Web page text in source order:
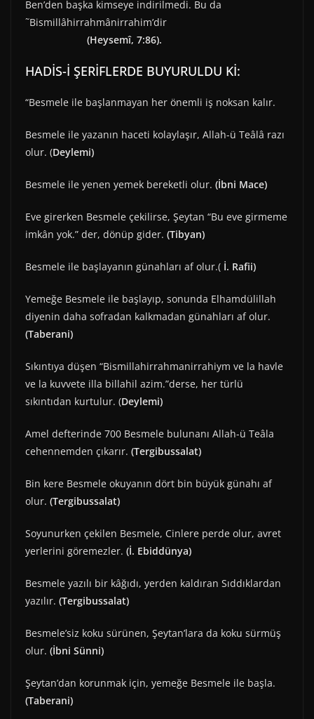
Ben’den başka kimseye indirilmedi. Bu da
˜Bismillâhirrahmânirrahim’dir
(Heysemî, 7:86).
HADİS-İ ŞERİFLERDE BUYURULDU Kİ:
“Besmele ile başlanmayan her önemli iş noksan kalır.
Besmele ile yazanın haceti kolaylaşır, Allah-ü Teâlâ razı
olur. (Deylemi)
Besmele ile yenen yemek bereketli olur. (İbni Mace)
Eve girerken Besmele çekilirse, Şeytan “Bu eve girmeme
imkân yok.” der, dönüp gider. (Tibyan)
Besmele ile başlayanın günahları af olur.( İ. Rafii)
Yemeğe Besmele ile başlayıp, sonunda Elhamdülillah
diyenin daha sofradan kalkmadan günahları af olur.
(Taberani)
Sıkıntıya düşen “Bismillahirrahmanirrahiym ve la havle
ve la kuvvete illa billahil azim.”derse, her türlü
sıkıntıdan kurtulur. (Deylemi)
Amel defterinde 700 Besmele bulunanı Allah-ü Teâla
cehennemden çıkarır. (Tergibussalat)
Bin kere Besmele okuyanın dört bin büyük günahı af
olur. (Tergibussalat)
Soyunurken çekilen Besmele, Cinlere perde olur, avret
yerlerini göremezler. (İ. Ebiddünya)
Besmele yazılı bir kâğıdı, yerden kaldıran Sıddıklardan
yazılır. (Tergibussalat)
Besmele’siz koku sürünen, Şeytan’lara da koku sürmüş
olur. (İbni Sünni)
Şeytan’dan korunmak için, yemeğe Besmele ile başla.
(Taberani)